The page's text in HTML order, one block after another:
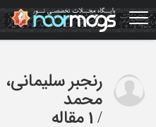
Skip
to
main
رنجبر سلیمانی،
محمد
/ 1 مقاله